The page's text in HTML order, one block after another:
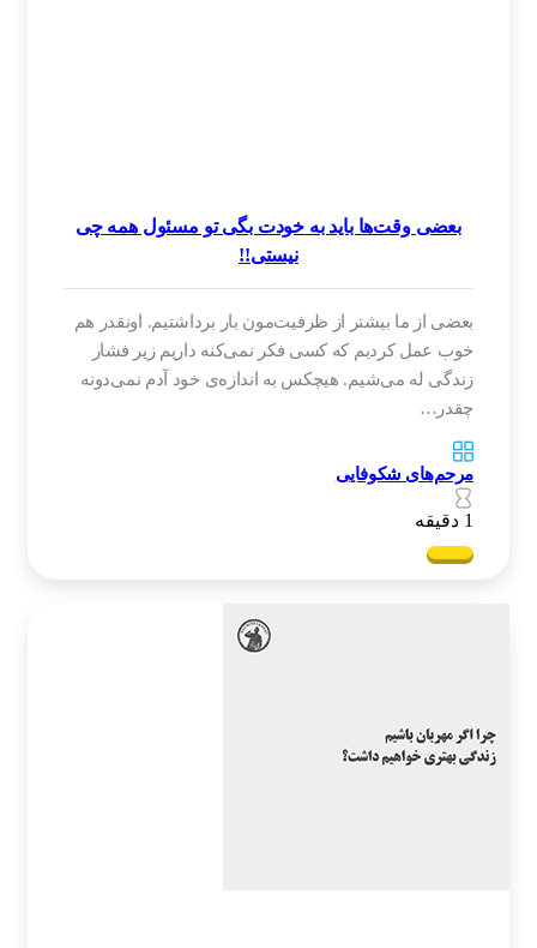
بعضی وقت‌ها باید به خودت بگی تو مسئول همه چی
نیستی!!
بعضی از ما بیشتر از ظرفیت‌مون بار برداشتیم‌‌. اونقدر هم
خوب عمل کردیم که کسی فکر نمی‌کنه داریم زیر فشار
زندگی له می‌شیم‌‌. هیچکس به اندازه‌ی خود آدم نمی‌دونه
چقدر…
مرحم‌های شکوفایی